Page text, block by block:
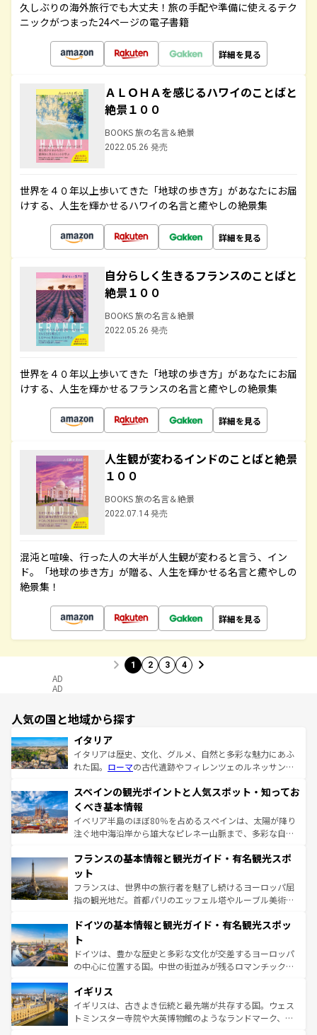
久しぶりの海外旅行でも大丈夫！旅の手配や準備に使えるテク
ニックがつまった24ページの電子書籍
詳細を見る
ＡＬＯＨＡを感じるハワイのことばと
絶景１００
BOOKS 旅の名言＆絶景
2022.05.26 発売
世界を４０年以上歩いてきた「地球の歩き方」があなたにお届
けする、人生を輝かせるハワイの名言と癒やしの絶景集
詳細を見る
自分らしく生きるフランスのことばと
絶景１００
BOOKS 旅の名言＆絶景
2022.05.26 発売
世界を４０年以上歩いてきた「地球の歩き方」があなたにお届
けする、人生を輝かせるフランスの名言と癒やしの絶景集
詳細を見る
人生観が変わるインドのことばと絶景
１００
BOOKS 旅の名言＆絶景
2022.07.14 発売
混沌と喧噪、行った人の大半が人生観が変わると言う、イン
ド。「地球の歩き方」が贈る、人生を輝かせる名言と癒やしの
絶景集！
詳細を見る
1 2 3 4
AD
AD
人気の国と地域から探す
イタリア
イタリアは歴史、文化、グルメ、自然と多彩な魅力にあふ
れた国。 ローマの古代遺跡やフィレンツェのルネッサンス
ろん、トスカーナの美しい田園風景やアマルフィ海岸の絶
景など、自然景観も見逃せない。観光の合間には、本場の
ピザやパスタなど、絶品のイタリア料理を堪能することも
できる。朝目覚めてから夜眠るまで、すべての瞬間を楽し
なお、新着のイタリア情報はコンテンツ一覧を参照してほ
しい。
スペインの観光ポイントと人気スポット・知ってお
くべき基本情報
イベリア半島のほぼ80％を占めるスペインは、太陽が降り
注ぐ地中海沿岸から雄大なピレネー山脈まで、多彩な自然
文化が根付くこの国では、情熱的なフラメンコ、熱気あふ
れる闘牛、そして美味しいタパスが生活の一部となってい
る。首都マドリードの洗練された雰囲気や、バルセロナの
アートに溢れた街角から、地方では古代ローマ遺跡や中世
せる。地方によって風土や気候が異なるスペインはその個
ンテンツ一覧 を参照してほしい。
フランスの基本情報と観光ガイド・有名観光スポ
ット
フランスは、世界中の旅行者を魅了し続けるヨーロッパ屈
指の観光地だ。首都パリのエッフェル塔やルーブル美術館
で、幅広い魅力が詰まっている。華麗な宮殿、歴史的な大
聖堂、美しいビーチ、そして豊かな自然が、訪れる者を心
から魅了する。また、フランスは美食の国としても知ら
れ、フランス料理はユネスコ無形文化遺産にも登録されて
香り高いラベンダー畑など、多彩な楽しみ方が可能だ。さ
らに、パリ以外の地域にも魅力が溢れており、どの街角に
も豊かな歴史と文化が息づいている。パリ以外の個性あふ
ドイツの基本情報と観光ガイド・有名観光スポッ
ト
ドイツは、豊かな歴史と多彩な文化が交差するヨーロッパ
の中心に位置する国。中世の街並みが残るロマンチック街
顔を持つこの国は、どこを歩いても飽きることがない。ベ
ルリンの文化的活気、バイエルン州のアルプスの絶景、そ
してライン川沿いのワイン畑といった風景は必見。ビール
イギリス
イギリスは、古きよき伝統と最先端が共存する国。ウェス
トミンスター寺院や大英博物館のようなランドマーク、歴